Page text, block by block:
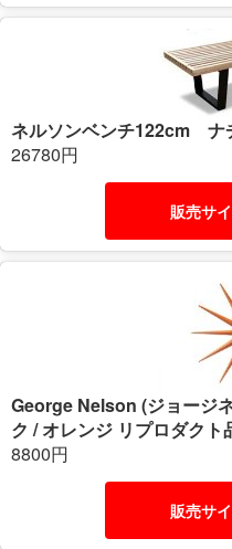
ネルソンベンチ122cm ナ
26780円
販売サ
George Nelson (ジョージ
ク / オレンジ リプロダクト
8800円
販売サ